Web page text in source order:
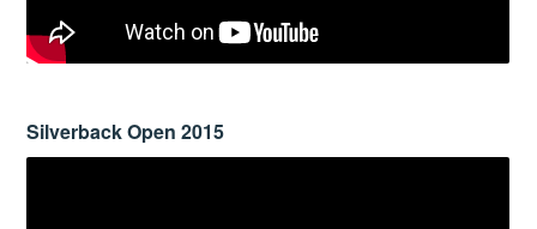
Silverback Open 2015